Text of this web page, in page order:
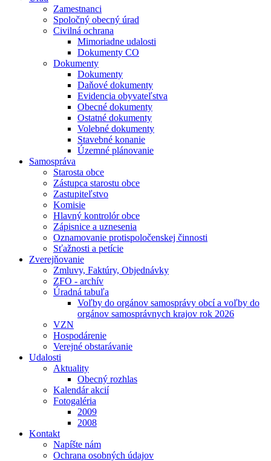
Zamestnanci
Spoločný obecný úrad
Civilná ochrana
Mimoriadne udalosti
Dokumenty CO
Dokumenty
Dokumenty
Daňové dokumenty
Evidencia obyvateľstva
Obecné dokumenty
Ostatné dokumenty
Volebné dokumenty
Stavebné konanie
Územné plánovanie
Samospráva
Starosta obce
Zástupca starostu obce
Zastupiteľstvo
Komisie
Hlavný kontrolór obce
Zápisnice a uznesenia
Oznamovanie protispoločenskej činnosti
Sťažnosti a petície
Zverejňovanie
Zmluvy, Faktúry, Objednávky
ZFO - archív
Úradná tabuľa
Voľby do orgánov samosprávy obcí a voľby do
orgánov samosprávnych krajov rok 2026
VZN
Hospodárenie
Verejné obstarávanie
Udalosti
Aktuality
Obecný rozhlas
Kalendár akcií
Fotogaléria
2009
2008
Kontakt
Napíšte nám
Ochrana osobných údajov